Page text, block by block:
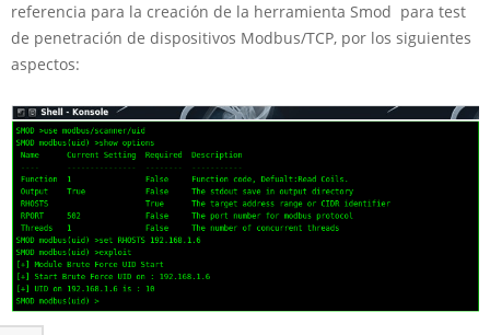
referencia para la creación de la herramienta Smod para test
de penetración de dispositivos Modbus/TCP, por los siguientes
aspectos: